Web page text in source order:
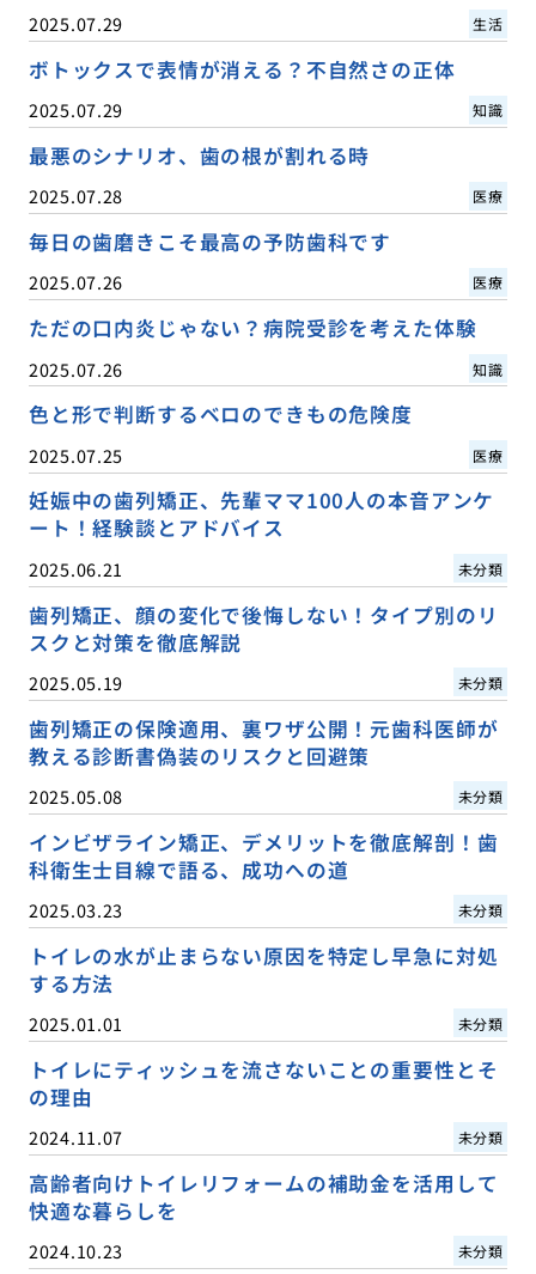
2025.07.29 生活
ボトックスで表情が消える？不自然さの正体
2025.07.29 知識
最悪のシナリオ、歯の根が割れる時
2025.07.28 医療
毎日の歯磨きこそ最高の予防歯科です
2025.07.26 医療
ただの口内炎じゃない？病院受診を考えた体験
2025.07.26 知識
色と形で判断するベロのできもの危険度
2025.07.25 医療
妊娠中の歯列矯正、先輩ママ100人の本音アンケ
ート！経験談とアドバイス
2025.06.21 未分類
歯列矯正、顔の変化で後悔しない！タイプ別のリ
スクと対策を徹底解説
2025.05.19 未分類
歯列矯正の保険適用、裏ワザ公開！元歯科医師が
教える診断書偽装のリスクと回避策
2025.05.08 未分類
インビザライン矯正、デメリットを徹底解剖！歯
科衛生士目線で語る、成功への道
2025.03.23 未分類
トイレの水が止まらない原因を特定し早急に対処
する方法
2025.01.01 未分類
トイレにティッシュを流さないことの重要性とそ
の理由
2024.11.07 未分類
高齢者向けトイレリフォームの補助金を活用して
快適な暮らしを
2024.10.23 未分類